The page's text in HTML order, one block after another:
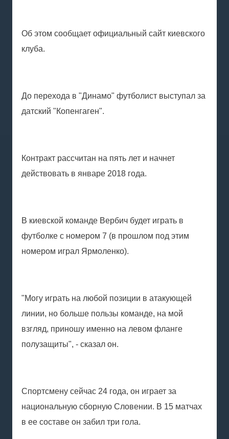
Об этом сообщает официальный сайт киевского
клуба.
До перехода в "Динамо" футболист выступал за
датский "Копенгаген".
Контракт рассчитан на пять лет и начнет
действовать в январе 2018 года.
В киевской команде Вербич будет играть в
футболке с номером 7 (в прошлом под этим
номером играл Ярмоленко).
"Могу играть на любой позиции в атакующей
линии, но больше пользы команде, на мой
взгляд, приношу именно на левом фланге
полузащиты", - сказал он.
Спортсмену сейчас 24 года, он играет за
национальную сборную Словении. В 15 матчах
в ее составе он забил три гола.